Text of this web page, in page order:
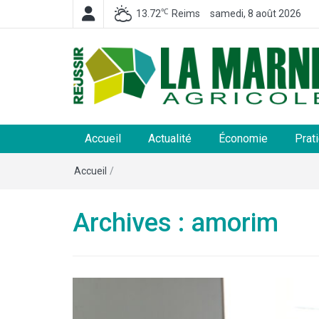
13.72℃ Reims samedi, 8 août 2026
La Marne Agricole
et rurales
Accueil Actualité Économie
Accueil /
Archives : amorim